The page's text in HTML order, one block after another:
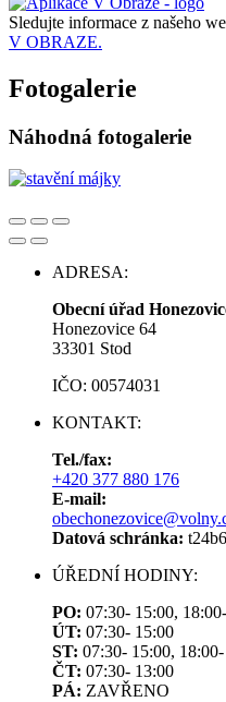
Sledujte informace z našeho
V OBRAZE.
Fotogalerie
Náhodná fotogalerie
ADRESA:
Obecní úřad
Honezovice 64
33301 Stod
IČO: 00574031
KONTAKT:
Tel./fax:
+420 377 880 176
E-mail:
Datová schránka:
ÚŘEDNÍ HODINY:
PO: 07:30- 15:00,
ÚT: 07:30- 15:00
ST: 07:30- 15:00,
ČT: 07:30- 13:00
PÁ: ZAVŘENO